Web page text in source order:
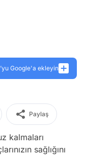
Google'a ekleyin
Paylaş
kalmaları
sağlığını